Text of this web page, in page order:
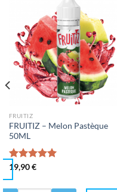
FRUITIZ
FRUITIZ – Melon Pastèque
50ML
Note5.00
sur 5
19,90€